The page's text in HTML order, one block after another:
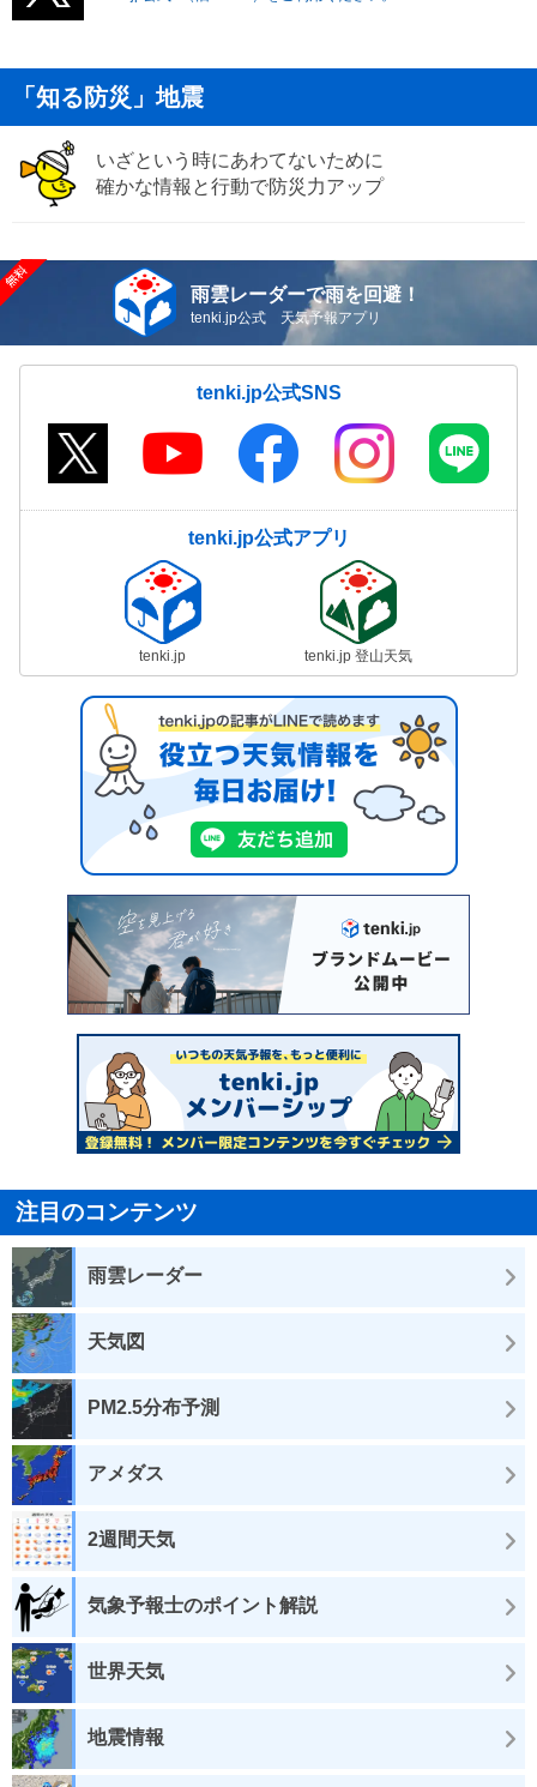
「知る防災」地震
いざという時にあわてないために
確かな情報と行動で防災力アップ
雨雲レーダーで雨を回避！
tenki.jp公式 天気予報アプリ
tenki.jp公式SNS
tenki.jp公式アプリ
tenki.jp tenki.jp 登山天気
注目のコンテンツ
雨雲レーダー
天気図
PM2.5分布予測
アメダス
2週間天気
気象予報士のポイント解説
世界天気
地震情報